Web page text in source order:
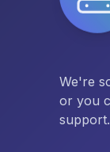
We're
or you
support.